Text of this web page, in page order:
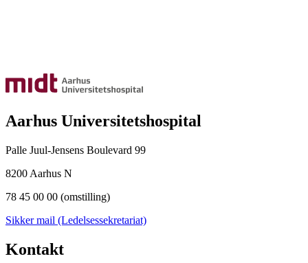
Aarhus Universitetshospital
Palle Juul-Jensens Boulevard 99
8200 Aarhus N
78 45 00 00 (omstilling)
Sikker mail (Ledelsessekretariat)
Kontakt